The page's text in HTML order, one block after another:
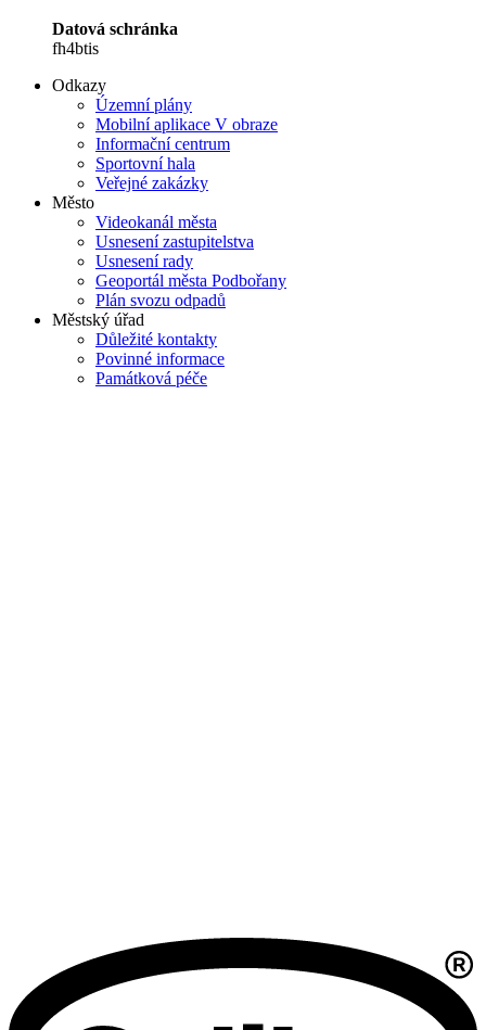
Datová schránka
fh4btis
Odkazy
Územní plány
Mobilní aplikace V obraze
Informační centrum
Sportovní hala
Veřejné zakázky
Město
Videokanál města
Usnesení zastupitelstva
Usnesení rady
Geoportál města Podbořany
Plán svozu odpadů
Městský úřad
Důležité kontakty
Povinné informace
Památková péče